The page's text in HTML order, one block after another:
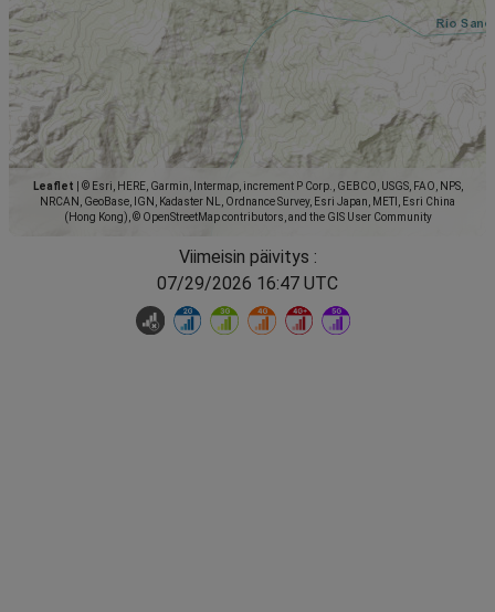
Leaflet
© Esri, HERE, Garmin, Intermap, increment P Corp., GEBCO, USGS, FAO, NPS,
NRCAN, GeoBase, IGN, Kadaster NL, Ordnance Survey, Esri Japan, METI, Esri China
(Hong Kong), © OpenStreetMap contributors, and the GIS User Community
Viimeisin päivitys :
07/29/2026 16:47 UTC